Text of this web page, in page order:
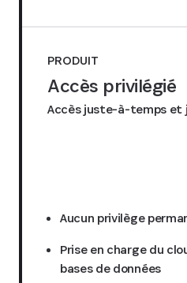
PRODUIT
Accès privilégié
Accès juste-à-temps et
Aucun privilège
Prise en charge du
bases de données